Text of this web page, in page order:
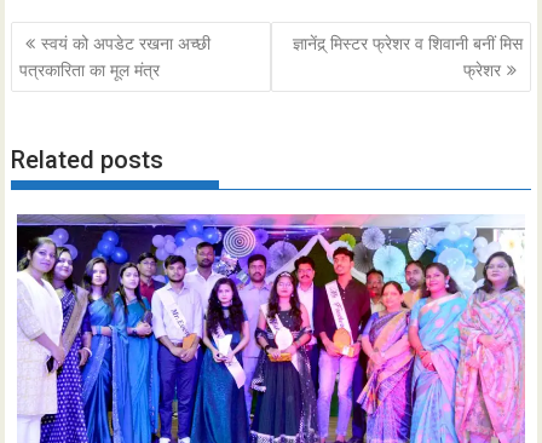
Post
navigation
स्वयं को अपडेट रखना अच्छी
पत्रकारिता का मूल मंत्र
ज्ञानेंद्र् मिस्टर फ्रेशर व शिवानी बनीं मिस
फ्रेशर
Related posts